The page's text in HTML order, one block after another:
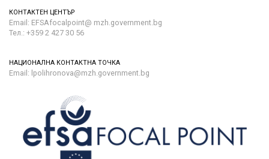
КОНТАКТЕН ЦЕНТЪР
Email: EFSAfocalpoint@ mzh.government.bg
Тел.: +359 2 427 30 56
НАЦИОНАЛНА КОНТАКТНА ТОЧКА
Email: lpolihronova@mzh.government.bg